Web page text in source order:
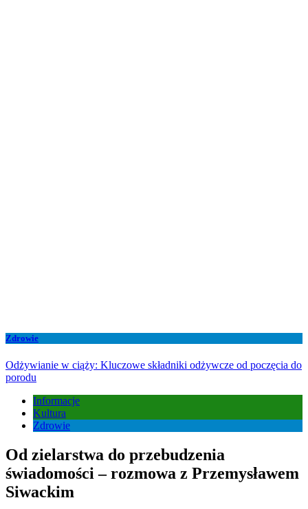
Zdrowie
Odżywianie w ciąży: Kluczowe składniki odżywcze od poczęcia do
porodu
Informacje
Kultura
Zdrowie
Od zielarstwa do przebudzenia
świadomości – rozmowa z Przemysławem
Siwackim